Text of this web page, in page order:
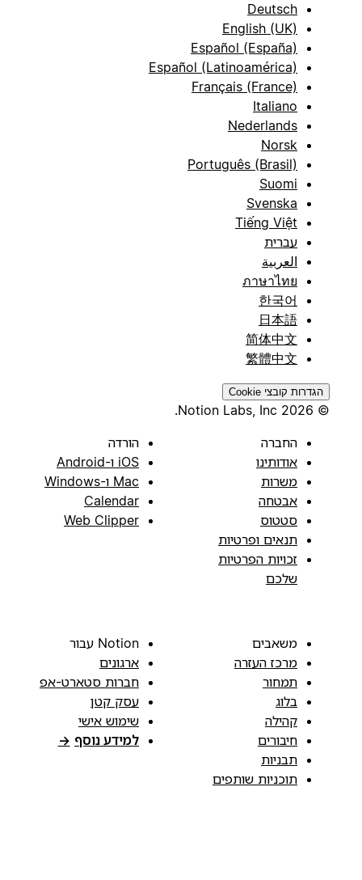
Deutsch
English (UK)
Español (España)
Español (Latinoamérica)
Français (France)
Italiano
Nederlands
Norsk
Português (Brasil)
Suomi
Svenska
Tiếng Việt
עברית
العربية
ภาษาไทย
한국어
日本語
简体中文
繁體中文
הגדרות קובצי Cookie
החברה
אודותינו
משרות
אבטחה
סטטוס
תנאים ופרטיות
זכויות הפרטיות
שלכם
הורדה
iOS ו-Android
Mac ו-Windows
Calendar
Web Clipper
משאבים
מרכז העזרה
תמחור
בלוג
קהילה
חיבורים
תבניות
תוכניות שותפים
Notion עבור
ארגונים
חברות סטארט-אפ
עסק קטן
שימוש אישי
למידע נוסף →